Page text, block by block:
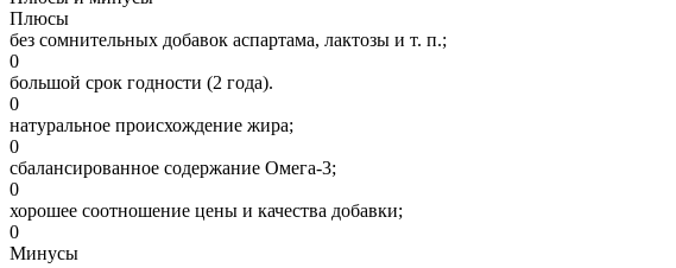
Плюсы
без сомнительных добавок аспартама, лактозы и т. п.;
0
большой срок годности (2 года).
0
натуральное происхождение жира;
0
сбалансированное содержание Омега-3;
0
хорошее соотношение цены и качества добавки;
0
Минусы